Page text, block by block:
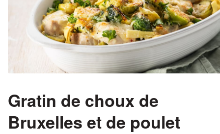
Gratin de choux de
Bruxelles et de poulet